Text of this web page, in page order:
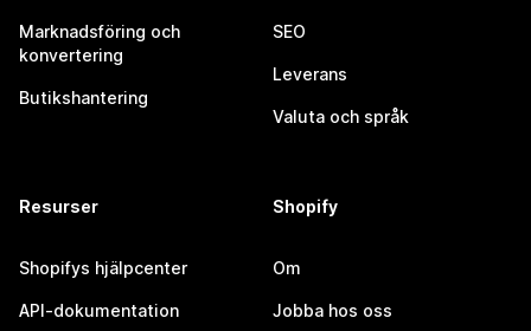
Marknadsföring och
konvertering
Butikshantering
SEO
Leverans
Valuta och språk
Resurser
Shopifys hjälpcenter
API-dokumentation
Shopify
Om
Jobba hos oss